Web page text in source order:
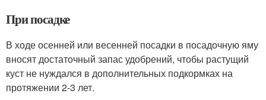
При посадке
В ходе осенней или весенней посадки в посадочную яму
вносят достаточный запас удобрений, чтобы растущий
куст не нуждался в дополнительных подкормках на
протяжении 2-3 лет.